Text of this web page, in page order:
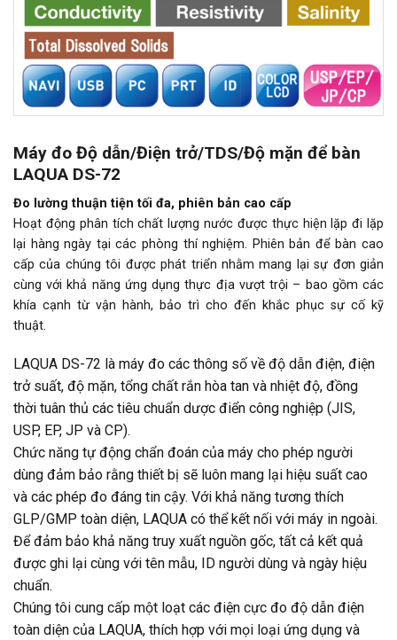
Máy đo Độ dẫn/Điện trở/TDS/Độ mặn để bàn
LAQUA DS-72
Đo lường thuận tiện tối đa, phiên bản cao cấp
Hoạt động phân tích chất lượng nước được thực hiện lặp đi lặp
lại hàng ngày tại các phòng thí nghiệm. Phiên bản để bàn cao
cấp của chúng tôi được phát triển nhằm mang lại sự đơn giản
cùng với khả năng ứng dụng thực địa vượt trội – bao gồm các
khía cạnh từ vận hành, bảo trì cho đến khắc phục sự cố kỹ
thuật.
LAQUA DS-72 là máy đo các thông số về độ dẫn điện, điện
trở suất, độ mặn, tổng chất rắn hòa tan và nhiệt độ, đồng
thời tuân thủ các tiêu chuẩn dược điển công nghiệp (JIS,
USP, EP, JP và CP).
Chức năng tự động chẩn đoán của máy cho phép người
dùng đảm bảo rằng thiết bị sẽ luôn mang lại hiệu suất cao
và các phép đo đáng tin cậy. Với khả năng tương thích
GLP/GMP toàn diện, LAQUA có thể kết nối với máy in ngoài.
Để đảm bảo khả năng truy xuất nguồn gốc, tất cả kết quả
được ghi lại cùng với tên mẫu, ID người dùng và ngày hiệu
chuẩn.
Chúng tôi cung cấp một loạt các điện cực đo độ dẫn điện
toàn diện của LAQUA, thích hợp với mọi loại ứng dụng và